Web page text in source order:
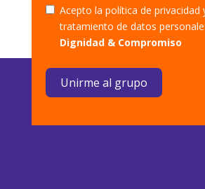
Acepto la política de privacidad
tratamiento de datos
Dignidad & Compromiso
Unirme al grupo